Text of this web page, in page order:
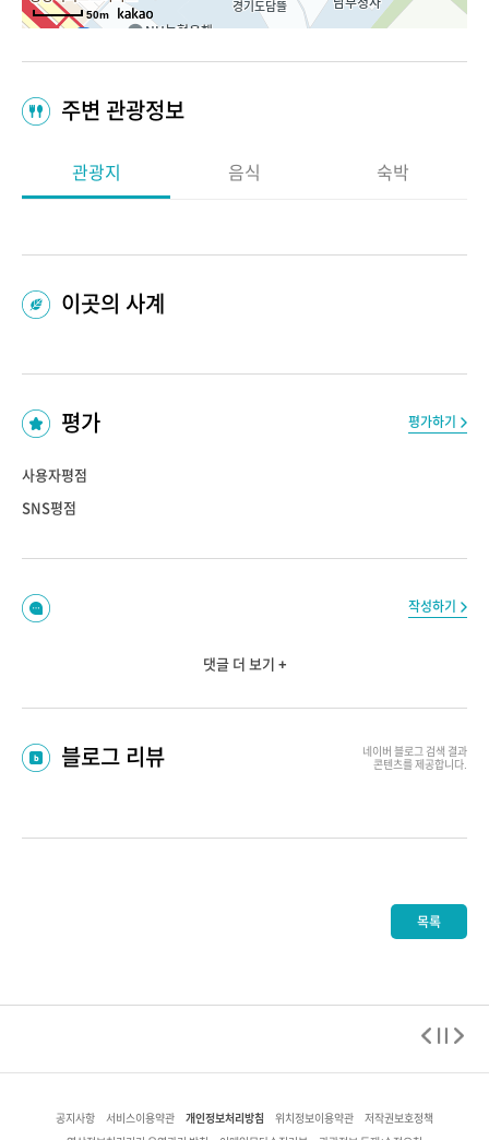
50m
주변 관광정보
관광지 음식 숙박
이곳의 사계
평가 평가하기
사용자평점
SNS평점
작성하기
댓글 더 보기 +
블로그 리뷰 네이버 블로그 검색 결과
콘텐츠를 제공합니다.
목록
공지사항 서비스이용약관 개인정보처리방침 위치정보이용약관 저작권보호정책